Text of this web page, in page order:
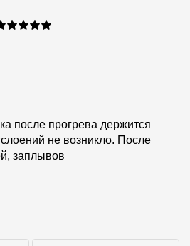
после прогрева держится
не возникло. После
заплывов